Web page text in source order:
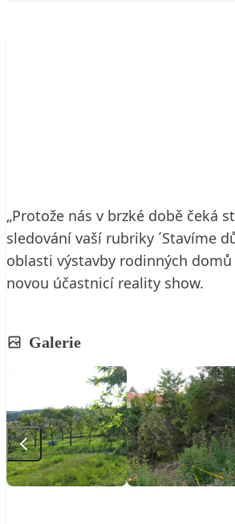
„Protože nás v brzké době čeká
sledování vaší rubriky ´Stavíme
oblasti výstavby rodinných
novou účastnicí reality show.
Galerie